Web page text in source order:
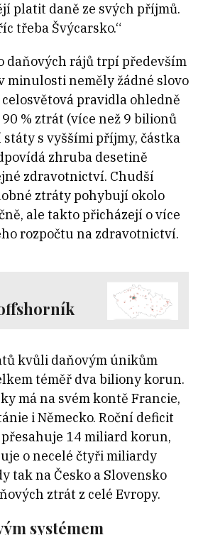
platit daně ze svých příjmů.
třeba Švýcarsko.“
daňových rájů trpí především
minulosti neměly žádné slovo
pravidla ohledně
% ztrát (více než 9 bilionů
s vyššími příjmy, částka
zhruba desetině
zdravotnictví. Chudší
ztráty pohybují okolo
ale takto přicházejí ovíce
rozpočtu na zdravotnictví.
kvůli daňovým únikům
téměř dvabiliony korun.
má na svém kontě Francie,
i Německo. Roční deficit
14 miliard korun,
onecelé čtyřimiliardy
tak na Česko a Slovensko
ztrát z celé Evropy.
systémem